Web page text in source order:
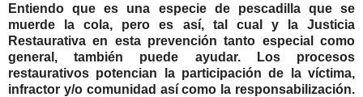
Entiendo que es una especie de pescadilla que se
muerde la cola, pero es así, tal cual y la Justicia
Restaurativa en esta prevención tanto especial como
general, también puede ayudar. Los procesos
restaurativos potencian la participación de la víctima,
infractor y/o comunidad así como la responsabilización.